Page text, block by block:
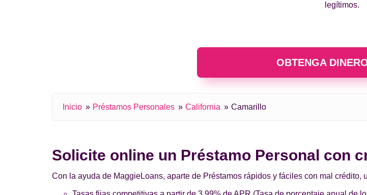
legítimos.
OBTENGA
Inicio Préstamos Personales California Camarillo
Solicite online un Préstamo Personal con
Con la ayuda de MaggieLoans, aparte de Préstamos rápidos y fáciles con mal crédito,